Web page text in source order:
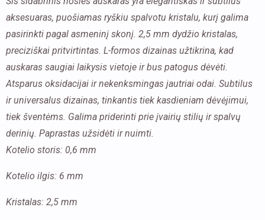
aksesuaras, puošiamas ryškiu spalvotu kristalu, kurį galima
pasirinkti pagal asmeninį skonį. 2,5 mm dydžio kristalas,
preciziškai pritvirtintas. L-formos dizainas užtikrina, kad
auskaras saugiai laikysis vietoje ir bus patogus dėvėti.
Atsparus oksidacijai ir nekenksmingas jautriai odai. Subtilus
ir universalus dizainas, tinkantis tiek kasdieniam dėvėjimui,
tiek šventėms. Galima priderinti prie įvairių stilių ir spalvų
derinių. Paprastas užsidėti ir nuimti.
Kotelio storis: 0,6 mm
Kotelio ilgis: 6 mm
Kristalas: 2,5 mm